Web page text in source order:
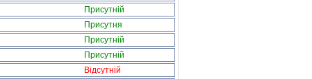
Присутній
Присутня
Присутній
Присутній
Відсутній